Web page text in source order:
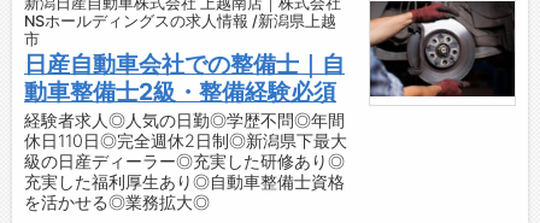
ただけます◎
・整備士としてのスキルを磨き、昨日まではで
きなかったことが今日できるようになると、と
てもやりがいを感じられます！
【研修制度・ステップアップ】
・会社が推奨する資格取得のための費用は、会
社が負担します！
・自動車整備士3級以上の資格をお持ちの方、
NSホールディングスの求人情報 /新潟県上越
市
日産自動車会社での整備士｜自
動車整備士2級・整備経験必須
経験者求人◎人気の日勤◎学歴不問◎年間
休日110日◎完全週休2日制◎新潟県下最大
級の日産ディーラー◎充実した研修あり◎
充実した福利厚生あり◎自動車整備士資格
を活かせる◎業務拡大◎